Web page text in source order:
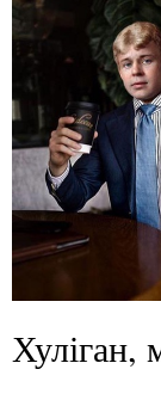
Хуліган,